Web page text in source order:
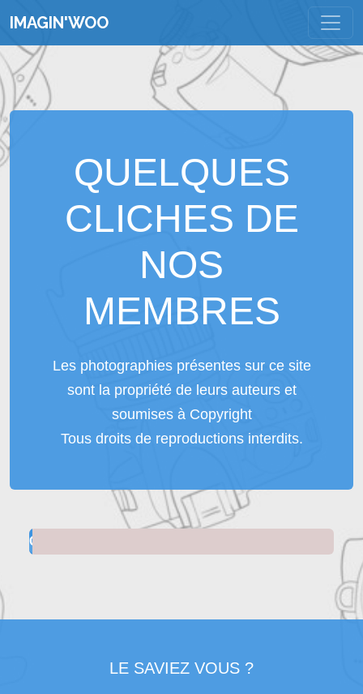
IMAGIN'WOO
QUELQUES
CLICHES DE
NOS
MEMBRES
Les photographies présentes sur ce site
sont la propriété de leurs auteurs et
soumises à Copyright
Tous droits de reproductions interdits.
Chargement... 1%
LE SAVIEZ VOUS ?